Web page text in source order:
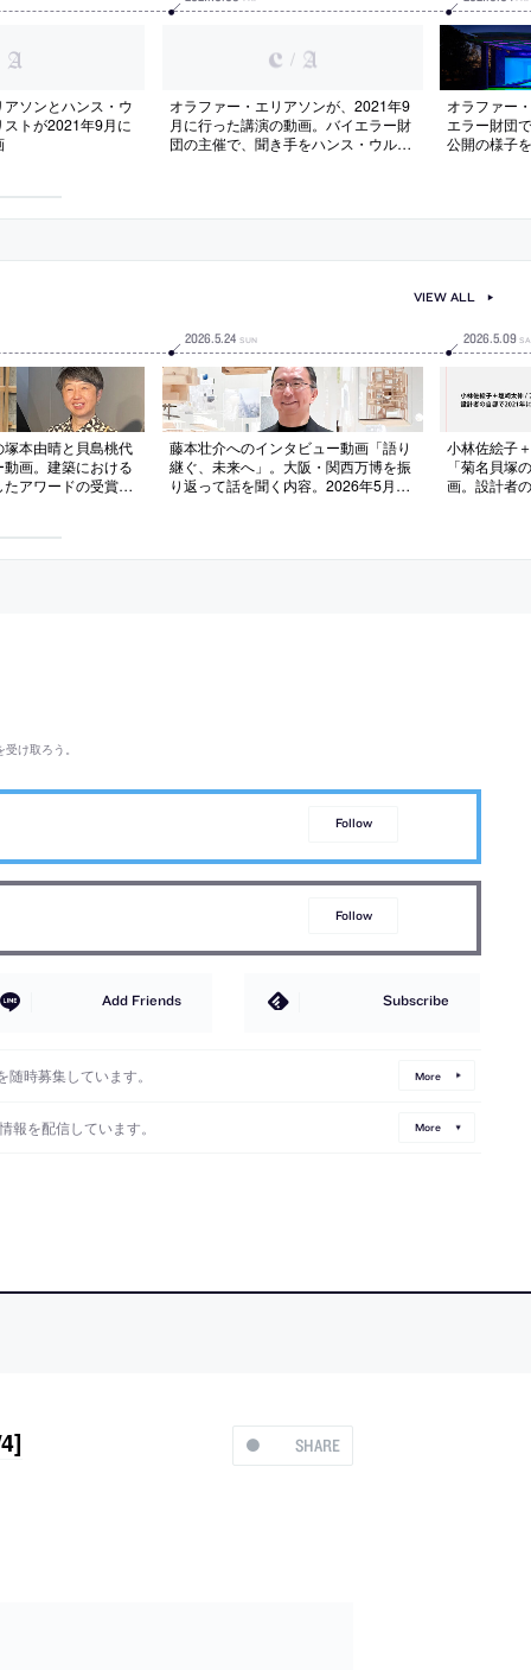
ソンとハンス・ウ
ストが2021年9月に
/
オラファー・エリアソンが、2021年9
月に行った講演の動画。バイエラー財
団の主催で、聞き手をハンス・ウルリ
オラファー
エラー財団
公開の様子
本由晴と貝島桃代
画。建築における
アワードの受賞記
2026.5.24 SUN
藤本壮介へのインタビュー動画「語り
継ぐ、未来へ」。大阪・関西万博を振
り返って話を聞く内容。2026年5月に
2026.5.09
小林佐絵子
「菊名貝塚
画。設計者
VIEW ALL
け取ろう。
Follow
Follow
Add Friends Subscribe
時募集しています。 More
報を配信しています。 More
SHARE